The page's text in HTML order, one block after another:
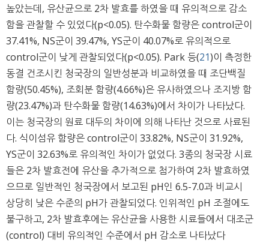
높았는데, 유산균으로 2차 발효를 하였을 때 유의적으로 감소
함을 관찰할 수 있었다(p<0.05). 탄수화물 함량은 control군이
37.41%, NS군이 39.47%, YS군이 40.07%로 유의적으로
control군이 낮게 관찰되었다(p<0.05). Park 등(21)이 측정한
동결 건조시킨 청국장의 일반성분과 비교하였을 때 조단백질
함량(50.45%), 조회분 함량(4.66%)은 유사하였으나 조지방 함
량(23.47%)과 탄수화물 함량(14.63%)에서 차이가 나타났다.
이는 청국장의 원료 대두의 차이에 의해 나타난 것으로 사료된
다. 식이섬유 함량은 control군이 33.82%, NS군이 31.92%,
YS군이 32.63%로 유의적인 차이가 없었다. 3종의 청국장 시료
들은 2차 발효전에 유산을 추가적으로 첨가하여 2차 발효하였
으므로 일반적인 청국장에서 보고된 pH인 6.5-7.0과 비교시
상당히 낮은 수준의 pH가 관찰되었다. 인위적인 pH 조절에도
불구하고, 2차 발효후에는 유산균을 사용한 시료들에서 대조군
(control) 대비 유의적인 수준에서 pH 감소로 나타났다